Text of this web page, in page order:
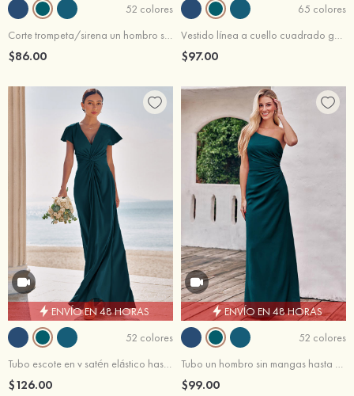
52 colores
Corte trompeta/sirena un hombro satén elástico hasta el suelo vestido de dama de honor
$86.00
65 colores
Vestido línea a cuello cuadrado gasa hasta el suelo vestido de dama de honor
$97.00
ENVÍO EN 48 HORAS
52 colores
Tubo escote en v satén elástico hasta el suelo vestido de dama de honor
$126.00
ENVÍO EN 48 HORAS
52 colores
Tubo un hombro sin mangas hasta el suelo satén elástico vestido de dama de honor
$99.00